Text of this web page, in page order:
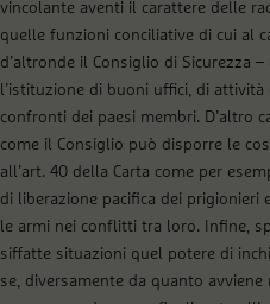
vincolante aventi il carattere delle
quelle funzioni conciliative di cui al
d’altronde il Consiglio di Sicurezza
l’istituzione di buoni uffici, di
confronti dei paesi membri. D’altro
come il Consiglio può disporre le
all’art. 40 della Carta come per
di liberazione pacifica dei
le armi nei conflitti tra loro. Infine,
siffatte situazioni quel potere di
se, diversamente da quanto